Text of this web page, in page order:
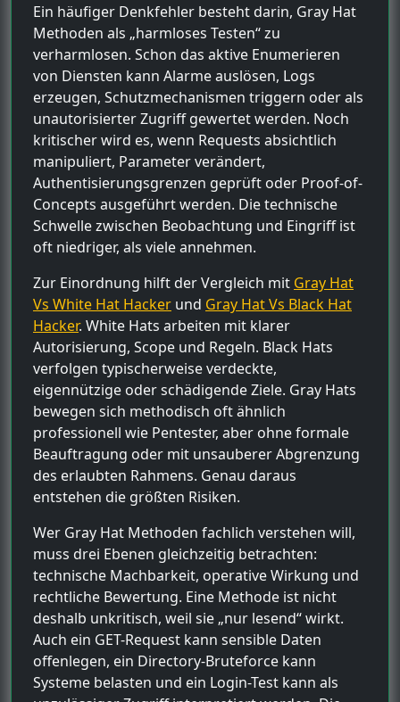
Ein häufiger Denkfehler besteht darin, Gray Hat
Methoden als „harmloses Testen“ zu
verharmlosen. Schon das aktive Enumerieren
von Diensten kann Alarme auslösen, Logs
erzeugen, Schutzmechanismen triggern oder als
unautorisierter Zugriff gewertet werden. Noch
kritischer wird es, wenn Requests absichtlich
manipuliert, Parameter verändert,
Authentisierungsgrenzen geprüft oder Proof-of-
Concepts ausgeführt werden. Die technische
Schwelle zwischen Beobachtung und Eingriff ist
oft niedriger, als viele annehmen.
Zur Einordnung hilft der Vergleich mit Gray Hat
Vs White Hat Hacker und Gray Hat Vs Black Hat
Hacker. White Hats arbeiten mit klarer
Autorisierung, Scope und Regeln. Black Hats
verfolgen typischerweise verdeckte,
eigennützige oder schädigende Ziele. Gray Hats
bewegen sich methodisch oft ähnlich
professionell wie Pentester, aber ohne formale
Beauftragung oder mit unsauberer Abgrenzung
des erlaubten Rahmens. Genau daraus
entstehen die größten Risiken.
Wer Gray Hat Methoden fachlich verstehen will,
muss drei Ebenen gleichzeitig betrachten:
technische Machbarkeit, operative Wirkung und
rechtliche Bewertung. Eine Methode ist nicht
deshalb unkritisch, weil sie „nur lesend“ wirkt.
Auch ein GET-Request kann sensible Daten
offenlegen, ein Directory-Bruteforce kann
Systeme belasten und ein Login-Test kann als